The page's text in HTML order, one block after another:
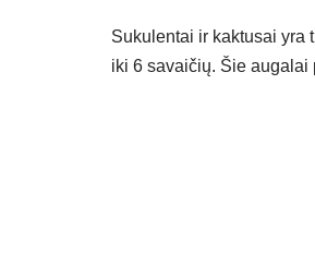
Sukulentai ir kaktusai yra
iki 6 savaičių. Šie augalai